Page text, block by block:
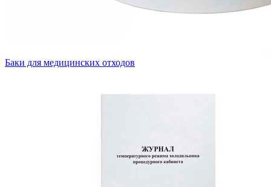
Баки для медицинских отходов